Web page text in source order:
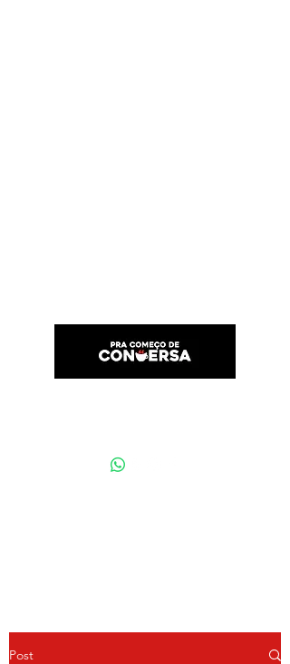
Post